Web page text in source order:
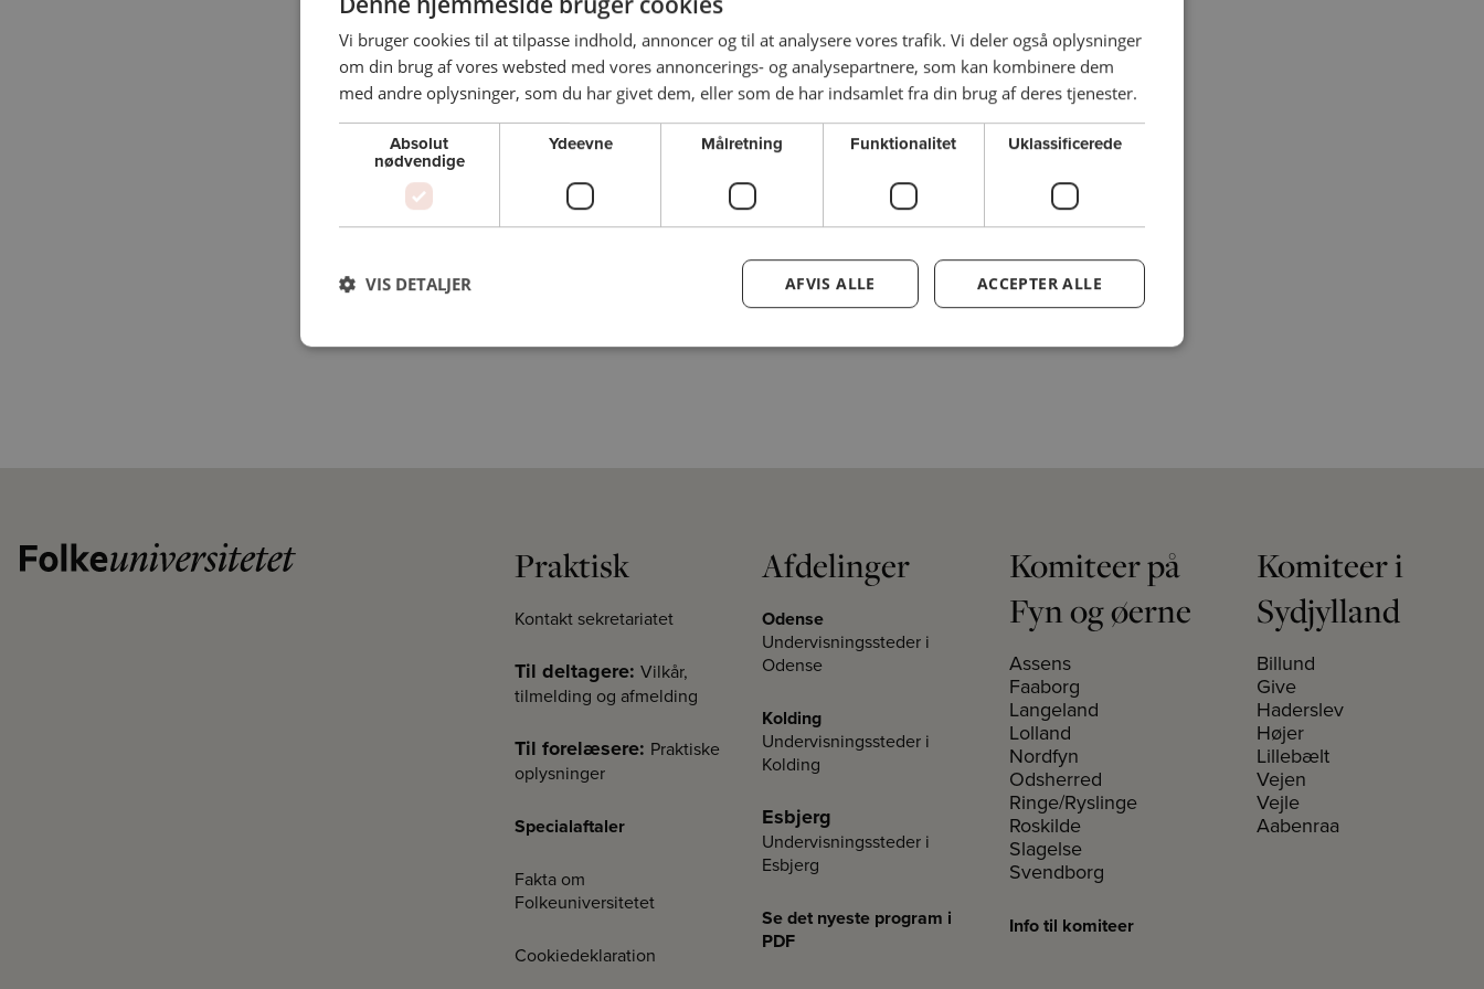
Praktisk
Kontakt sekretariatet
Til deltagere: Vilkår,
tilmelding og afmelding
Til forelæsere: Praktiske
oplysninger
Specialaftaler
Fakta om
Folkeuniversitetet
Cookiedeklaration
Afdelinger
Odense
Undervisningssteder i
Odense
Kolding
Undervisningssteder i
Kolding
Esbjerg
Undervisningssteder i
Esbjerg
Se det nyeste program i
PDF
Komiteer på
Fyn og øerne
Assens
Faaborg
Langeland
Lolland
Nordfyn
Odsherred
Ringe/Ryslinge
Roskilde
Slagelse
Svendborg
Info til komiteer
Komiteer i
Sydjylland
Billund
Give
Haderslev
Højer
Lillebælt
Vejen
Vejle
Aabenraa
Vi bruger cookies til at tilpasse indhold, annoncer og til at analysere vores trafik. Vi deler også oplysninger
om din brug af vores websted med vores annoncerings- og analysepartnere, som kan kombinere dem
med andre oplysninger, som du har givet dem, eller som de har indsamlet fra din brug af deres tjenester.
Absolut
nødvendige
Ydeevne Målretning Funktionalitet Uklassificerede
ACCEPTER ALLE
AFVIS ALLE
VIS DETALJER